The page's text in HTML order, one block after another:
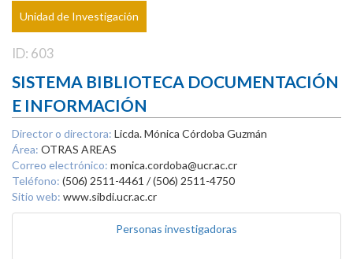
Unidad de Investigación
ID: 603
SISTEMA BIBLIOTECA DOCUMENTACIÓN
E INFORMACIÓN
Director o directora: Licda. Mónica Córdoba Guzmán
Área: OTRAS AREAS
Correo electrónico: monica.cordoba@ucr.ac.cr
Teléfono: (506) 2511-4461 / (506) 2511-4750
Sitio web: www.sibdi.ucr.ac.cr
Personas investigadoras